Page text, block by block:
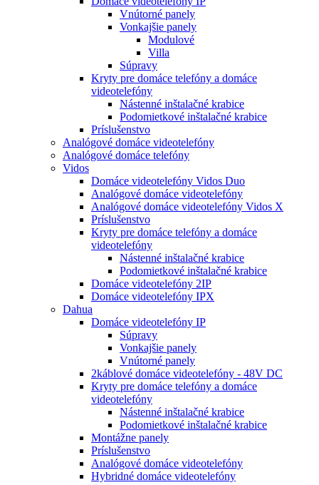
Vnútorné panely
Vonkajšie panely
Modulové
Villa
Súpravy
Kryty pre domáce telefóny a domáce
videotelefóny
Nástenné inštalačné krabice
Podomietkové inštalačné krabice
Príslušenstvo
Analógové domáce videotelefóny
Analógové domáce telefóny
Vidos
Domáce videotelefóny Vidos Duo
Analógové domáce videotelefóny
Analógové domáce videotelefóny Vidos X
Príslušenstvo
Kryty pre domáce telefóny a domáce
videotelefóny
Nástenné inštalačné krabice
Podomietkové inštalačné krabice
Domáce videotelefóny 2IP
Domáce videotelefóny IPX
Dahua
Domáce videotelefóny IP
Súpravy
Vonkajšie panely
Vnútorné panely
2káblové domáce videotelefóny - 48V DC
Kryty pre domáce telefóny a domáce
videotelefóny
Nástenné inštalačné krabice
Podomietkové inštalačné krabice
Montážne panely
Príslušenstvo
Analógové domáce videotelefóny
Hybridné domáce videotelefóny